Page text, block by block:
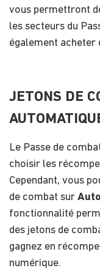
vous permettront
les secteurs du
également acheter
JETONS DE
Le Passe de
choisir les
Cependant, vous
de combat sur Auto
fonctionnalité
des jetons de
gagnez en
numérique.